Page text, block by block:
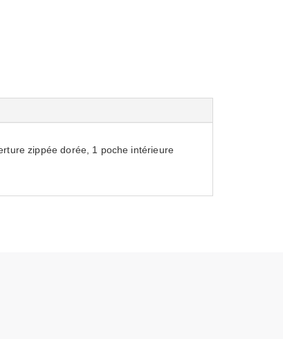
zippée dorée, 1 poche intérieure